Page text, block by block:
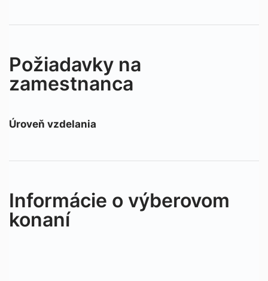
Požiadavky na
zamestnanca
Úroveň vzdelania
Informácie o výberovom
konaní